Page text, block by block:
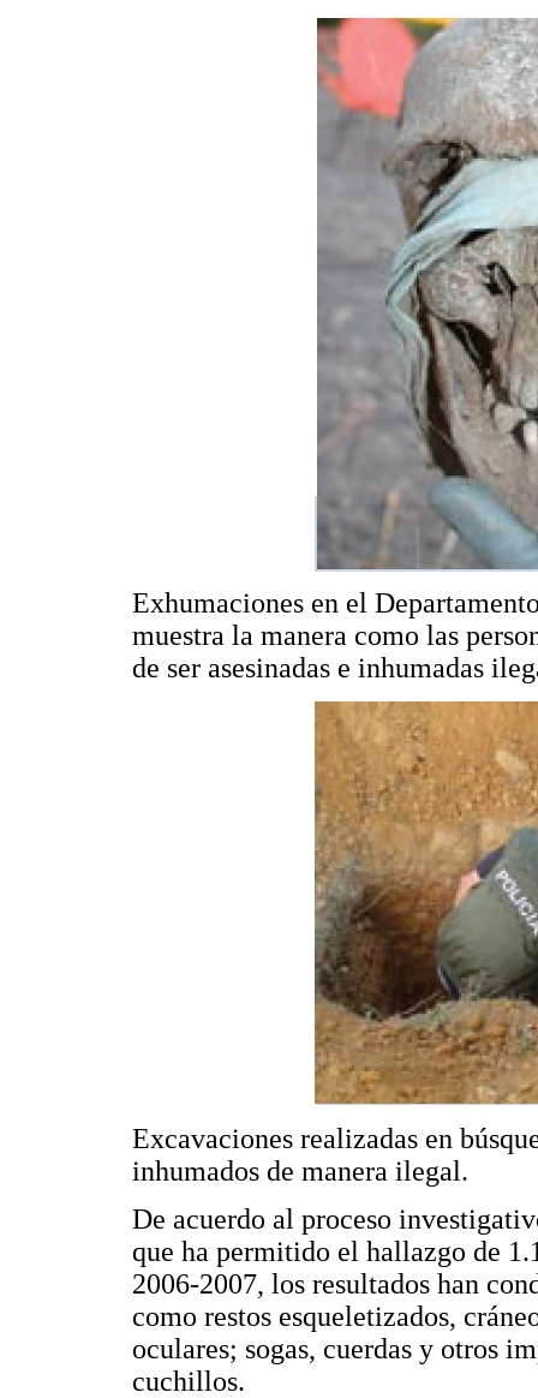
Exhumaciones en el
muestra la manera como las
de ser asesinadas e inhumadas
Excavaciones realizadas en
inhumados de manera ilegal.
De acuerdo al proceso
que ha permitido el hallazgo de
2006-2007, los resultados han
como restos esqueletizados,
oculares; sogas, cuerdas y otros
cuchillos.